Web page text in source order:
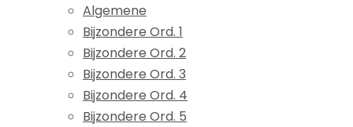
Algemene
Bijzondere Ord. 1
Bijzondere Ord. 2
Bijzondere Ord. 3
Bijzondere Ord. 4
Bijzondere Ord. 5